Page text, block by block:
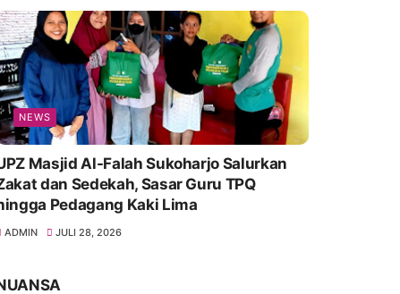
NEWS
Masjid Al-Falah Sukoharjo Salurkan
dan Sedekah, Sasar Guru TPQ
Pedagang Kaki Lima
ADMIN JULI 28, 2026